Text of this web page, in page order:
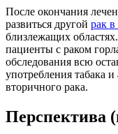
После окончания
развиться другой рак в
близлежащих
пациенты с раком
обследования всю
употребления табака
вторичного рака.
Перспектива